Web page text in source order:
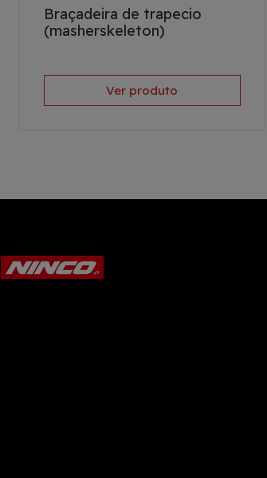
Braçadeira de trapecio
(masherskeleton)
Ver produto